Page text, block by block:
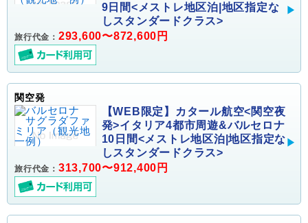
9日間<メストレ地区泊|地区指定な
しスタンダードクラス>
旅行代金： 293,600〜872,600円
関空発
【WEB限定】カタール航空<関空夜
発>イタリア4都市周遊&バルセロナ
10日間<メストレ地区泊|地区指定な
しスタンダードクラス>
旅行代金： 313,700〜912,400円